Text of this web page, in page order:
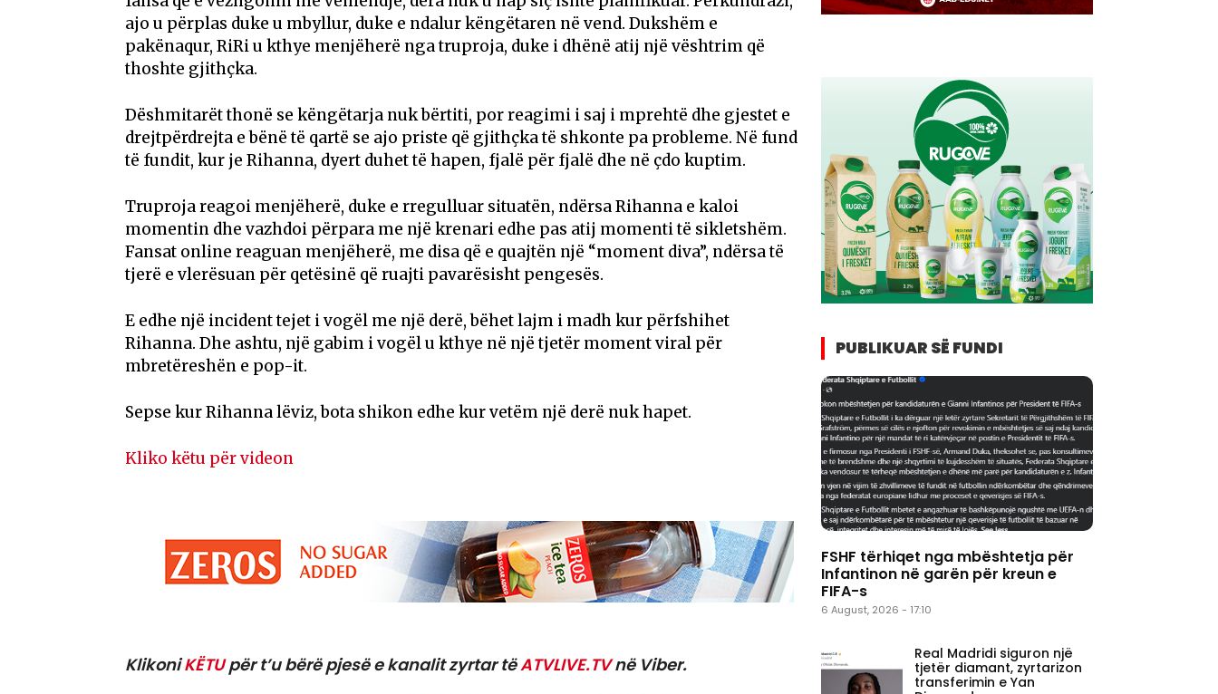
ajo u përplas duke u mbyllur, duke e ndalur këngëtaren në vend. Dukshëm e
pakënaqur, RiRi u kthye menjëherë nga truproja, duke i dhënë atij një vështrim që
thoshte gjithçka.
Dëshmitarët thonë se këngëtarja nuk bërtiti, por reagimi i saj i mprehtë dhe gjestet e
drejtpërdrejta e bënë të qartë se ajo priste që gjithçka të shkonte pa probleme. Në fund
të fundit, kur je Rihanna, dyert duhet të hapen, fjalë për fjalë dhe në çdo kuptim.
Truproja reagoi menjëherë, duke e rregulluar situatën, ndërsa Rihanna e kaloi
momentin dhe vazhdoi përpara me një krenari edhe pas atij momenti të sikletshëm.
Fansat online reaguan menjëherë, me disa që e quajtën një “moment diva”, ndërsa të
tjerë e vlerësuan për qetësinë që ruajti pavarësisht pengesës.
E edhe një incident tejet i vogël me një derë, bëhet lajm i madh kur përfshihet
Rihanna. Dhe ashtu, një gabim i vogël u kthye në një tjetër moment viral për
mbretëreshën e pop-it.
Sepse kur Rihanna lëviz, bota shikon edhe kur vetëm një derë nuk hapet.
Kliko këtu për videon
KlikoniKËTUpër t’u bërë pjesë e kanalit zyrtar tëATVLIVE.TVnë Viber.
PUBLIKUAR SË FUNDI
FSHF tërhiqet nga mbështetja për
Infantinon në garën për kreun e
FIFA-s
6 August, 2026 - 17:10
Real Madridi siguron një
tjetër diamant, zyrtarizon
transferimin e Yan